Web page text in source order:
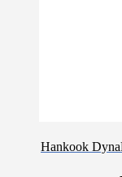
Hankook